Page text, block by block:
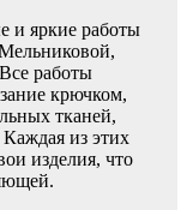
и яркие работы
работы
крючком,
тканей,
из этих
изделия, что